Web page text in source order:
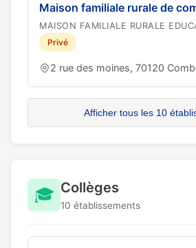
Maison familiale rurale de
MAISON FAMILIALE RURALE
Privé
2 rue des moines, 70120
Afficher tous les 10
🎓 Collèges
10 établissements